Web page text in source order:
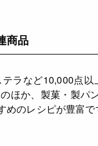
商品
ラなど10,000点
ほか、製菓・製パ
のレシピが豊富